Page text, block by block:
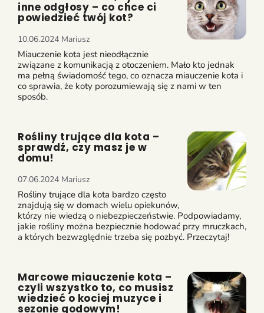
inne odgłosy – co chce ci
powiedzieć twój kot?
10.06.2024 Mariusz
Miauczenie kota jest nieodłącznie
związane z komunikacją z otoczeniem. Mało kto jednak
ma pełną świadomość tego, co oznacza miauczenie kota i
co sprawia, że koty porozumiewają się z nami w ten
sposób.
Rośliny trujące dla kota –
sprawdź, czy masz je w
domu!
07.06.2024 Mariusz
Rośliny trujące dla kota bardzo często
znajdują się w domach wielu opiekunów,
którzy nie wiedzą o niebezpieczeństwie. Podpowiadamy,
jakie rośliny można bezpiecznie hodować przy mruczkach,
a których bezwzględnie trzeba się pozbyć. Przeczytaj!
Marcowe miauczenie kota –
czyli wszystko to, co musisz
wiedzieć o kociej muzyce i
sezonie godowym!